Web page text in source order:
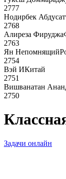
2777
Нодирбек
2768
Алиреза Фируджа
2763
Ян Непомнящий
2754
Вэй ИКитай
2751
Вишванатан
2750
Задачи онлайн